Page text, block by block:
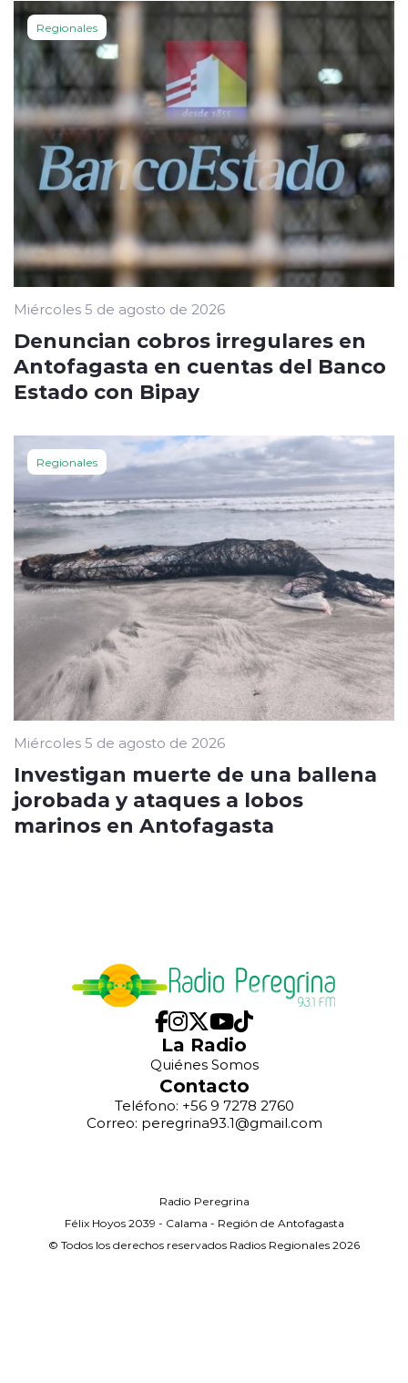
Regionales
Miércoles 5 de agosto de 2026
Denuncian cobros irregulares en
Antofagasta en cuentas del Banco
Estado con Bipay
Regionales
Miércoles 5 de agosto de 2026
Investigan muerte de una ballena
jorobada y ataques a lobos
marinos en Antofagasta
La Radio
Quiénes Somos
Contacto
Teléfono: +56 9 7278 2760
Correo: peregrina93.1@gmail.com
Radio Peregrina
Félix Hoyos 2039 - Calama - Región de Antofagasta
© Todos los derechos reservados Radios Regionales 2026